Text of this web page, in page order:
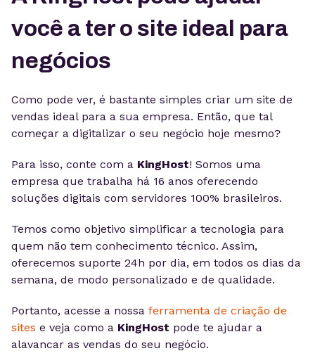
você a ter o site ideal para
negócios
Como pode ver, é bastante simples criar um site de
vendas ideal para a sua empresa. Então, que tal
começar a digitalizar o seu negócio hoje mesmo?
Para isso, conte com a KingHost! Somos uma
empresa que trabalha há 16 anos oferecendo
soluções digitais com servidores 100% brasileiros.
Temos como objetivo simplificar a tecnologia para
quem não tem conhecimento técnico. Assim,
oferecemos suporte 24h por dia, em todos os dias da
semana, de modo personalizado e de qualidade.
Portanto, acesse a nossa ferramenta de criação de
sites e veja como a KingHost pode te ajudar a
alavancar as vendas do seu negócio.